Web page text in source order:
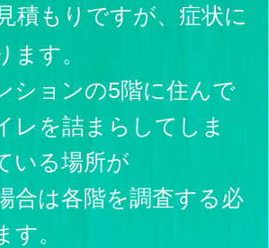
積もりですが、症状に
ます。
ションの5階に住んで
レを詰まらしてしま
いる場所が
合は各階を調査する必
す。